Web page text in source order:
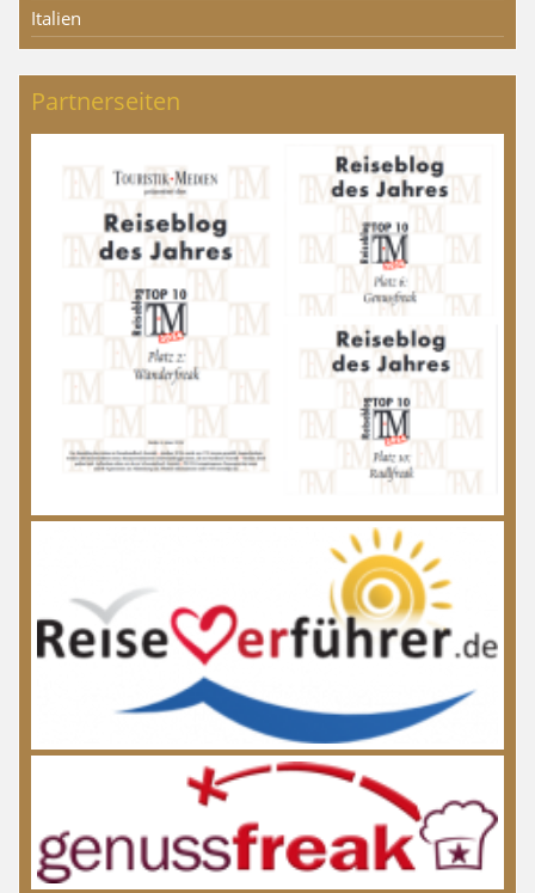
Italien
Partnerseiten